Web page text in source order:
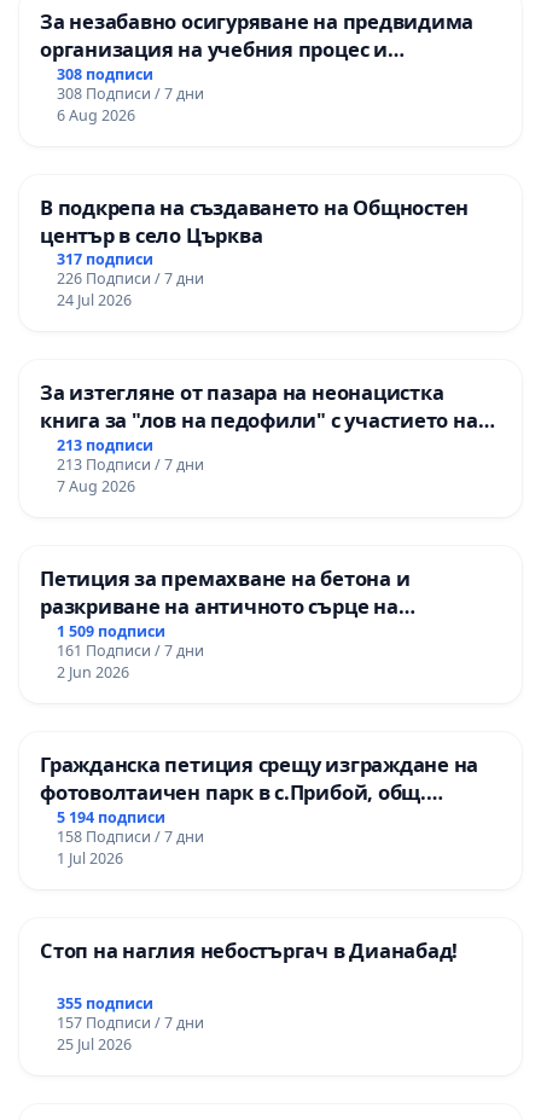
За незабавно осигуряване на предвидима
организация на учебния процес и
гарантиране на правото на равнопоставено
и качествено образование на учениците от
ОУ „Княз Александър I“ и Хуманитарна
308 подписи
308 Подписи / 7 дни
6 Aug 2026
В подкрепа на създаването на Общностен
център в село Църква
317 подписи
226 Подписи / 7 дни
24 Jul 2026
За изтегляне от пазара на неонацистка
книга за "лов на педофили" с участието на
деца
213 подписи
213 Подписи / 7 дни
7 Aug 2026
Петиция за премахване на бетона и
разкриване на античното сърце на
Могиланската могила във Враца
1 509 подписи
161 Подписи / 7 дни
2 Jun 2026
Гражданска петиция срещу изграждане на
фотоволтаичен парк в с.Прибой, общ.
Радомир
5 194 подписи
158 Подписи / 7 дни
1 Jul 2026
Стоп на наглия небостъргач в Дианабад!
355 подписи
157 Подписи / 7 дни
25 Jul 2026